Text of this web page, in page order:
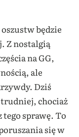
będzie
Z nostalgią
na GG,
ale
Dziś
chociaż
tego sprawę. To
się w